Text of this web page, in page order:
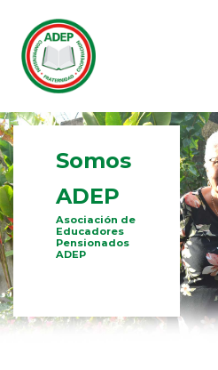
Somos
ADEP
Asociación de
Educadores
Pensionados
ADEP